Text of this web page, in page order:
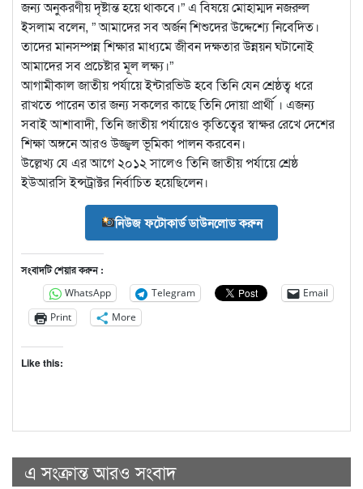
জন্য অনুকরণীয় দৃষ্টান্ত হয়ে থাকবে।” এ বিষয়ে মোহাম্মদ নজরুল
ইসলাম বলেন, ” আমাদের সব অর্জন শিশুদের উদ্দেশ্যে নিবেদিত।
তাদের মানসম্পন্ন শিক্ষার মাধ্যমে জীবন দক্ষতার উন্নয়ন ঘটানোই
আমাদের সব প্রচেষ্টার মূল লক্ষ‍্য।”
আগামীকাল জাতীয় পর্যায়ে ইন্টারভিউ হবে তিনি যেন শ্রেষ্ঠত্ব ধরে
রাখতে পারেন তার জন্য সকলের কাছে তিনি দোয়া প্রার্থী । এজন্য
সবাই আশাবাদী, তিনি জাতীয় পর্যায়েও কৃতিত্বের স্বাক্ষর রেখে দেশের
শিক্ষা অঙ্গনে আরও উজ্জ্বল ভূমিকা পালন করবেন।
উল্লেখ্য যে এর আগে ২০১২ সালেও তিনি জাতীয় পর্যায়ে শ্রেষ্ঠ
ইউআরসি ইন্সট্রাক্টর নির্বাচিত হয়েছিলেন।
নিউজ ফটোকার্ড ডাউনলোড করুন
সংবাদটি শেয়ার করুন :
WhatsApp Telegram
Email
Print
More
Like this:
এ সংক্রান্ত আরও সংবাদ